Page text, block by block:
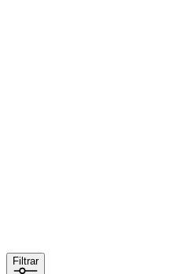
Filtrar